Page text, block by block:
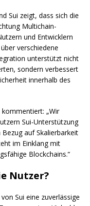
Sui zeigt, dass sich die
Multichain-
und Entwicklern
verschiedene
unterstützt nicht
sondern verbessert
innerhalb des
„Wir
Sui-Unterstützung
auf Skalierbarkeit
im Einklang mit
Blockchains.“
Nutzer?
Sui eine zuverlässige